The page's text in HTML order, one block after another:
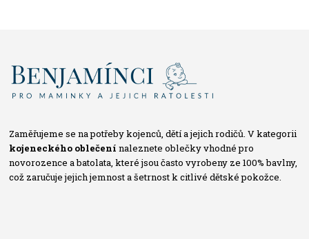
Zaměřujeme se na potřeby kojenců, dětí a jejich rodičů. V kategorii
kojeneckého oblečení naleznete oblečky vhodné pro
novorozence a batolata, které jsou často vyrobeny ze 100% bavlny,
což zaručuje jejich jemnost a šetrnost k citlivé dětské pokožce.